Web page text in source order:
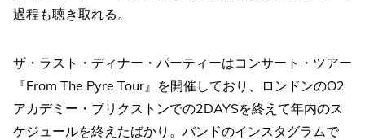
過程も聴き取れる。
ザ・ラスト・ディナー・パーティーはコンサート・ツアー
『From The Pyre Tour』を開催しており、ロンドンのO2
アカデミー・ブリクストンでの2DAYSを終えて年内のス
ケジュールを終えたばかり。バンドのインスタグラムで